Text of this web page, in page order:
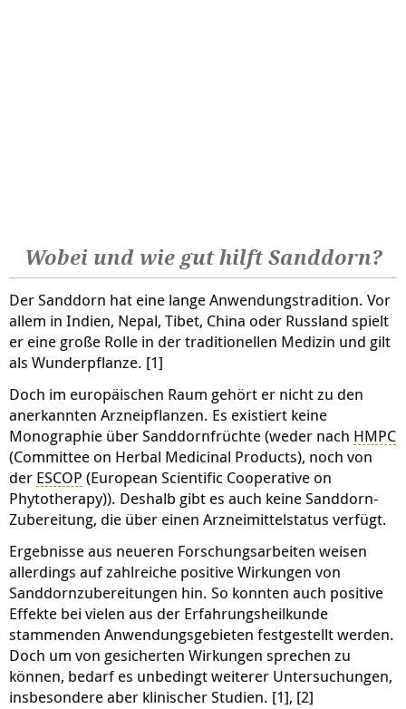
Wobei und wie gut hilft Sanddorn?
Der Sanddorn hat eine lange Anwendungstradition. Vor
allem in Indien, Nepal, Tibet, China oder Russland spielt
er eine große Rolle in der traditionellen Medizin und gilt
als Wunderpflanze. [1]
Doch im europäischen Raum gehört er nicht zu den
anerkannten Arzneipflanzen. Es existiert keine
Monographie über Sanddornfrüchte (weder nach HMPC
(Committee on Herbal Medicinal Products), noch von
der ESCOP (European Scientific Cooperative on
Phytotherapy)). Deshalb gibt es auch keine Sanddorn-
Zubereitung, die über einen Arzneimittelstatus verfügt.
Ergebnisse aus neueren Forschungsarbeiten weisen
allerdings auf zahlreiche positive Wirkungen von
Sanddornzubereitungen hin. So konnten auch positive
Effekte bei vielen aus der Erfahrungsheilkunde
stammenden Anwendungsgebieten festgestellt werden.
Doch um von gesicherten Wirkungen sprechen zu
können, bedarf es unbedingt weiterer Untersuchungen,
insbesondere aber klinischer Studien. [1], [2]